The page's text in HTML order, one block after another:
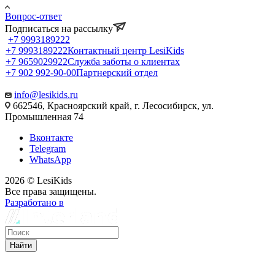
Вопрос-ответ
Подписаться на рассылку
+7 9993189222
+7 9993189222Контактный центр LesiKids
+7 9659029922Служба заботы о клиентах
+7 902 992-90-00Партнерский отдел
info@lesikids.ru
662546, Красноярский край, г. Лесосибирск, ул.
Промышленная 74
Вконтакте
Telegram
WhatsApp
2026 © LesiKids
Все права защищены.
Разработано в
Найти